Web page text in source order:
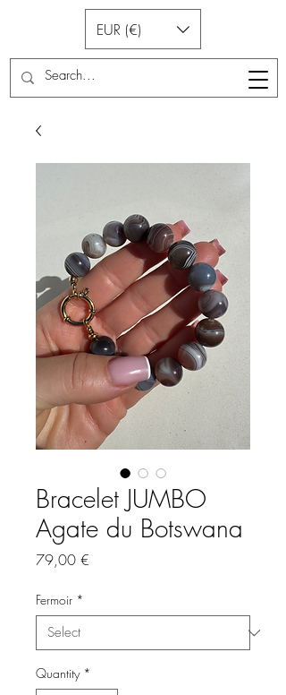
EUR (€)
Bracelet JUMBO
Agate du Botswana
79,00 €
Fermoir *
Quantity *